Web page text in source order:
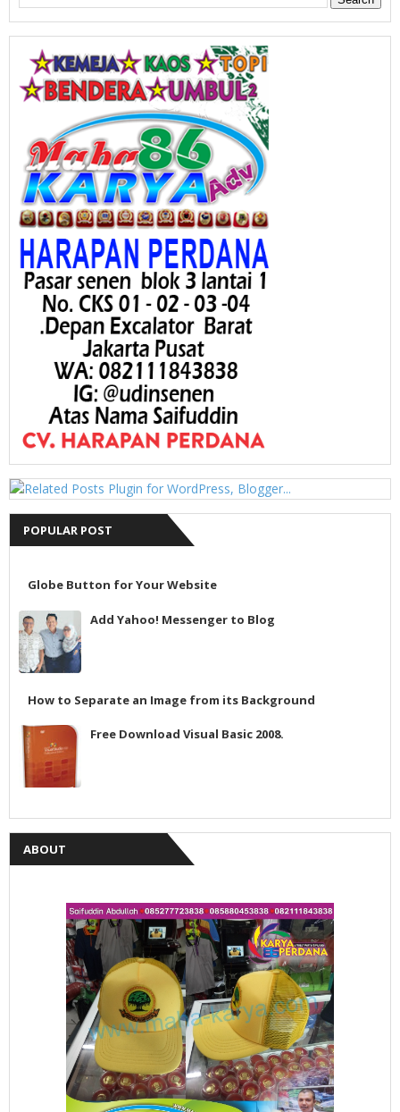
POPULAR POST
Globe Button for Your Website
Add Yahoo! Messenger to Blog
How to Separate an Image from its Background
Free Download Visual Basic 2008.
ABOUT